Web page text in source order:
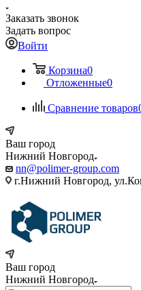
Заказать звонок
Задать вопрос
Войти
Корзина0
Отложенные0
Сравнение товаров
Ваш город
Нижний Новгород
nn@polimer-group.com
г.Нижний Новгород,
Ваш город
Нижний Новгород